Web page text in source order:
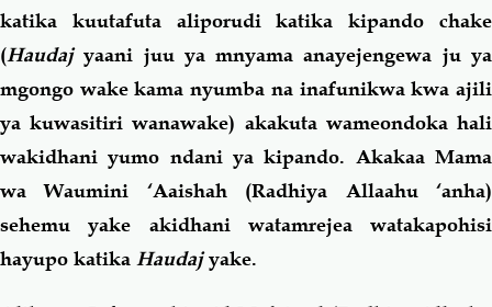
katika kuutafuta aliporudi katika kipando chake
(Haudajyaani juu ya mnyama anayejengewa ju ya
mgongo wake kama nyumba na inafunikwa kwa ajili
ya kuwasitiri wanawake) akakuta wameondoka hali
wakidhani yumo ndani ya kipando. Akakaa Mama
wa Waumini ‘Aaishah (Radhiya Allaahu ‘anha)
sehemu yake akidhani watamrejea watakapohisi
hayupo katika Haudajyake.